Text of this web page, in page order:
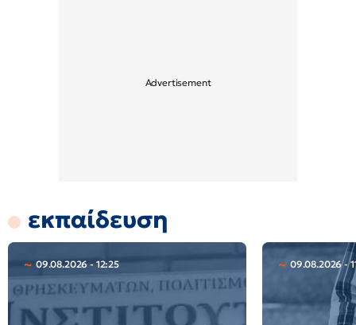
εκπαίδευση
09.08.2026 - 12:25 09.08.2026 -